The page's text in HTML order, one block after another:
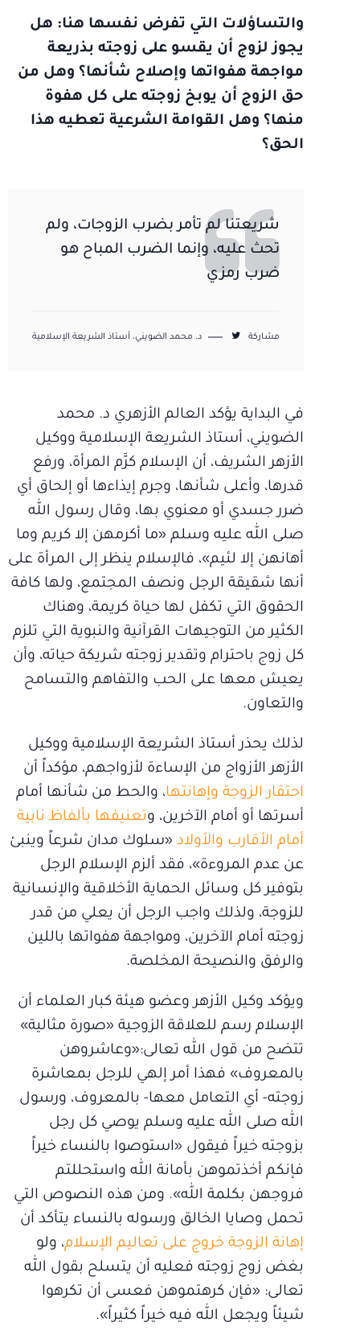
والتساؤلات التي تفرض نفسها هنا: هل
يجوز لزوج أن يقسو على زوجته بذريعة
مواجهة هفواتها وإصلاح شأنها؟ وهل من
حق الزوج أن يوبخ زوجته على كل هفوة
منها؟ وهل القوامة الشرعية تعطيه هذا
الحق؟
شريعتنا لم تأمر بضرب الزوجات، ولم
تحث عليه، وإنما الضرب المباح هو
ضرب رمزي
مشاركة د. محمد الضويني، أستاذ الشريعة الإسلامية
في البداية يؤكد العالم الأزهري د. محمد
الضويني، أستاذ الشريعة الإسلامية ووكيل
الأزهر الشريف، أن الإسلام كرَّم المرأة، ورفع
قدرها، وأعلى شأنها، وجرم إيذاءها أو إلحاق أي
ضرر جسدي أو معنوي بها، وقال رسول الله
صلى الله عليه وسلم «ما أكرمهن إلا كريم وما
أهانهن إلا لئيم»، فالإسلام ينظر إلى المرأة على
أنها شقيقة الرجل ونصف المجتمع، ولها كافة
الحقوق التي تكفل لها حياة كريمة، وهناك
الكثير من التوجيهات القرآنية والنبوية التي تلزم
كل زوج باحترام وتقدير زوجته شريكة حياته، وأن
يعيش معها على الحب والتفاهم والتسامح
والتعاون.
لذلك يحذر أستاذ الشريعة الإسلامية ووكيل
الأزهر الأزواج من الإساءة لأزواجهم، مؤكداً أن
احتقار الزوجة وإهانتها، والحط من شأنها أمام
أسرتها أو أمام الآخرين، وتعنيفها بألفاظ نابية
أمام الأقارب والأولاد «سلوك مدان شرعاً وينبئ
عن عدم المروءة»، فقد ألزم الإسلام الرجل
بتوفير كل وسائل الحماية الأخلاقية والإنسانية
للزوجة، ولذلك واجب الرجل أن يعلي من قدر
زوجته أمام الآخرين، ومواجهة هفواتها باللين
والرفق والنصيحة المخلصة.
ويؤكد وكيل الأزهر وعضو هيئة كبار العلماء أن
الإسلام رسم للعلاقة الزوجية «صورة مثالية»
تتضح من قول الله تعالى:«وعاشروهن
بالمعروف» فهذا أمر إلهي للرجل بمعاشرة
زوجته- أي التعامل معها- بالمعروف، ورسول
الله صلى الله عليه وسلم يوصي كل رجل
بزوجته خيراً فيقول «استوصوا بالنساء خيراً
فإنكم أخذتموهن بأمانة الله واستحللتم
فروجهن بكلمة الله». ومن هذه النصوص التي
تحمل وصايا الخالق ورسوله بالنساء يتأكد أن
إهانة الزوجة خروج على تعاليم الإسلام، ولو
بغض زوج زوجته فعليه أن يتسلح بقول الله
تعالى: «فإن كرهتموهن فعسى أن تكرهوا
شيئاً ويجعل الله فيه خيراً كثيراً».